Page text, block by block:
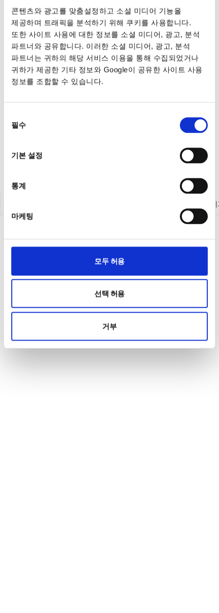
콘텐츠와 광고를 맞춤설정하고 소셜 미디어 기능을
제공하며 트래픽을 분석하기 위해 쿠키를 사용합니다.
또한 사이트 사용에 대한 정보를 소셜 미디어, 광고, 분석
파트너와 공유합니다. 이러한 소셜 미디어, 광고, 분석
파트너는 귀하의 해당 서비스 이용을 통해 수집되었거나
귀하가 제공한 기타 정보와 Google이 공유한 사이트 사용
정보를 조합할 수 있습니다.
선택
필수
기본 설정
통계
마케팅
모두 허용
선택 허용
거부
계측